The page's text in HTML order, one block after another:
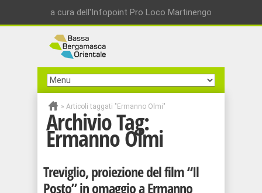
a cura dell'Infopoint Pro Loco Martinengo
» Articoli taggati "Ermanno Olmi"
Archivio Tag:
Ermanno Olmi
Treviglio, proiezione del film “Il
Posto” in omaggio a Ermanno